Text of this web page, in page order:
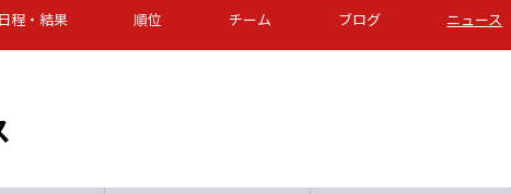
第16節 09/05 (土) 15:00
石人の星
-
第16節 09/05 (土) 16:00
ＡＧＦ
-
いちご
-
次節
日程・結果 順位 チーム ブログ ニュース